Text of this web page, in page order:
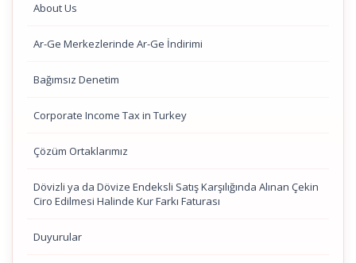
About Us
Ar-Ge Merkezlerinde Ar-Ge İndirimi
Bağımsız Denetim
Corporate Income Tax in Turkey
Çözüm Ortaklarımız
Dövizli ya da Dövize Endeksli Satış Karşılığında Alınan Çekin
Ciro Edilmesi Halinde Kur Farkı Faturası
Duyurular